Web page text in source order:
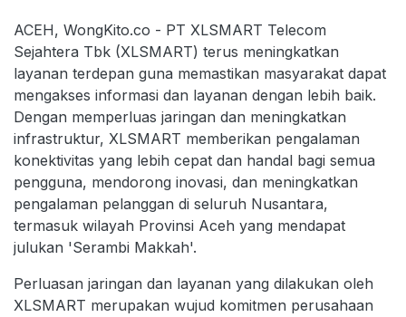
ACEH, WongKito.co - PT XLSMART Telecom
Sejahtera Tbk (XLSMART) terus meningkatkan
layanan terdepan guna memastikan masyarakat dapat
mengakses informasi dan layanan dengan lebih baik.
Dengan memperluas jaringan dan meningkatkan
infrastruktur, XLSMART memberikan pengalaman
konektivitas yang lebih cepat dan handal bagi semua
pengguna, mendorong inovasi, dan meningkatkan
pengalaman pelanggan di seluruh Nusantara,
termasuk wilayah Provinsi Aceh yang mendapat
julukan 'Serambi Makkah'.
Perluasan jaringan dan layanan yang dilakukan oleh
XLSMART merupakan wujud komitmen perusahaan